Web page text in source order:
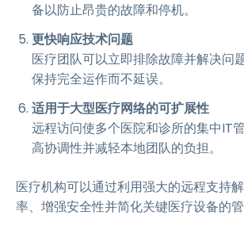
备以防止昂贵的故障和停机。
更快响应技术问题
医疗团队可以立即排除故障并解决问
保持完全运作而不延误。
适用于大型医疗网络的可扩展性
远程访问使多个医院和诊所的集中IT
高协调性并减轻本地团队的负担。
医疗机构可以通过利用强大的远程支持
率、增强安全性并简化关键医疗设备的管